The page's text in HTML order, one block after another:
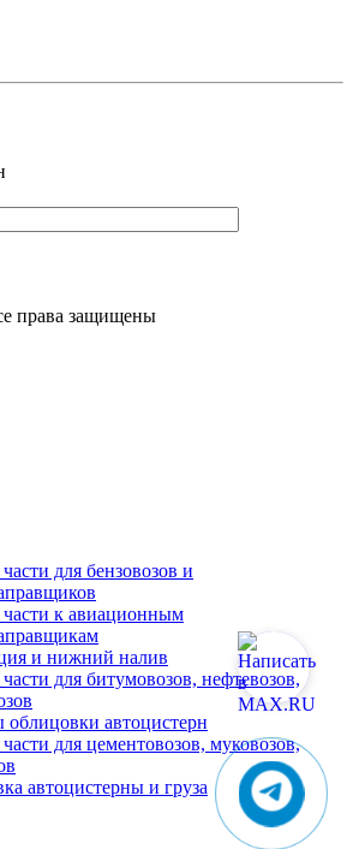
права защищены
для бензовозов и
части к авиационным
и нижний налив
для битумовозов, нефтевозов,
автоцистерн
для цементовозов, муковозов,
автоцистерны и груза